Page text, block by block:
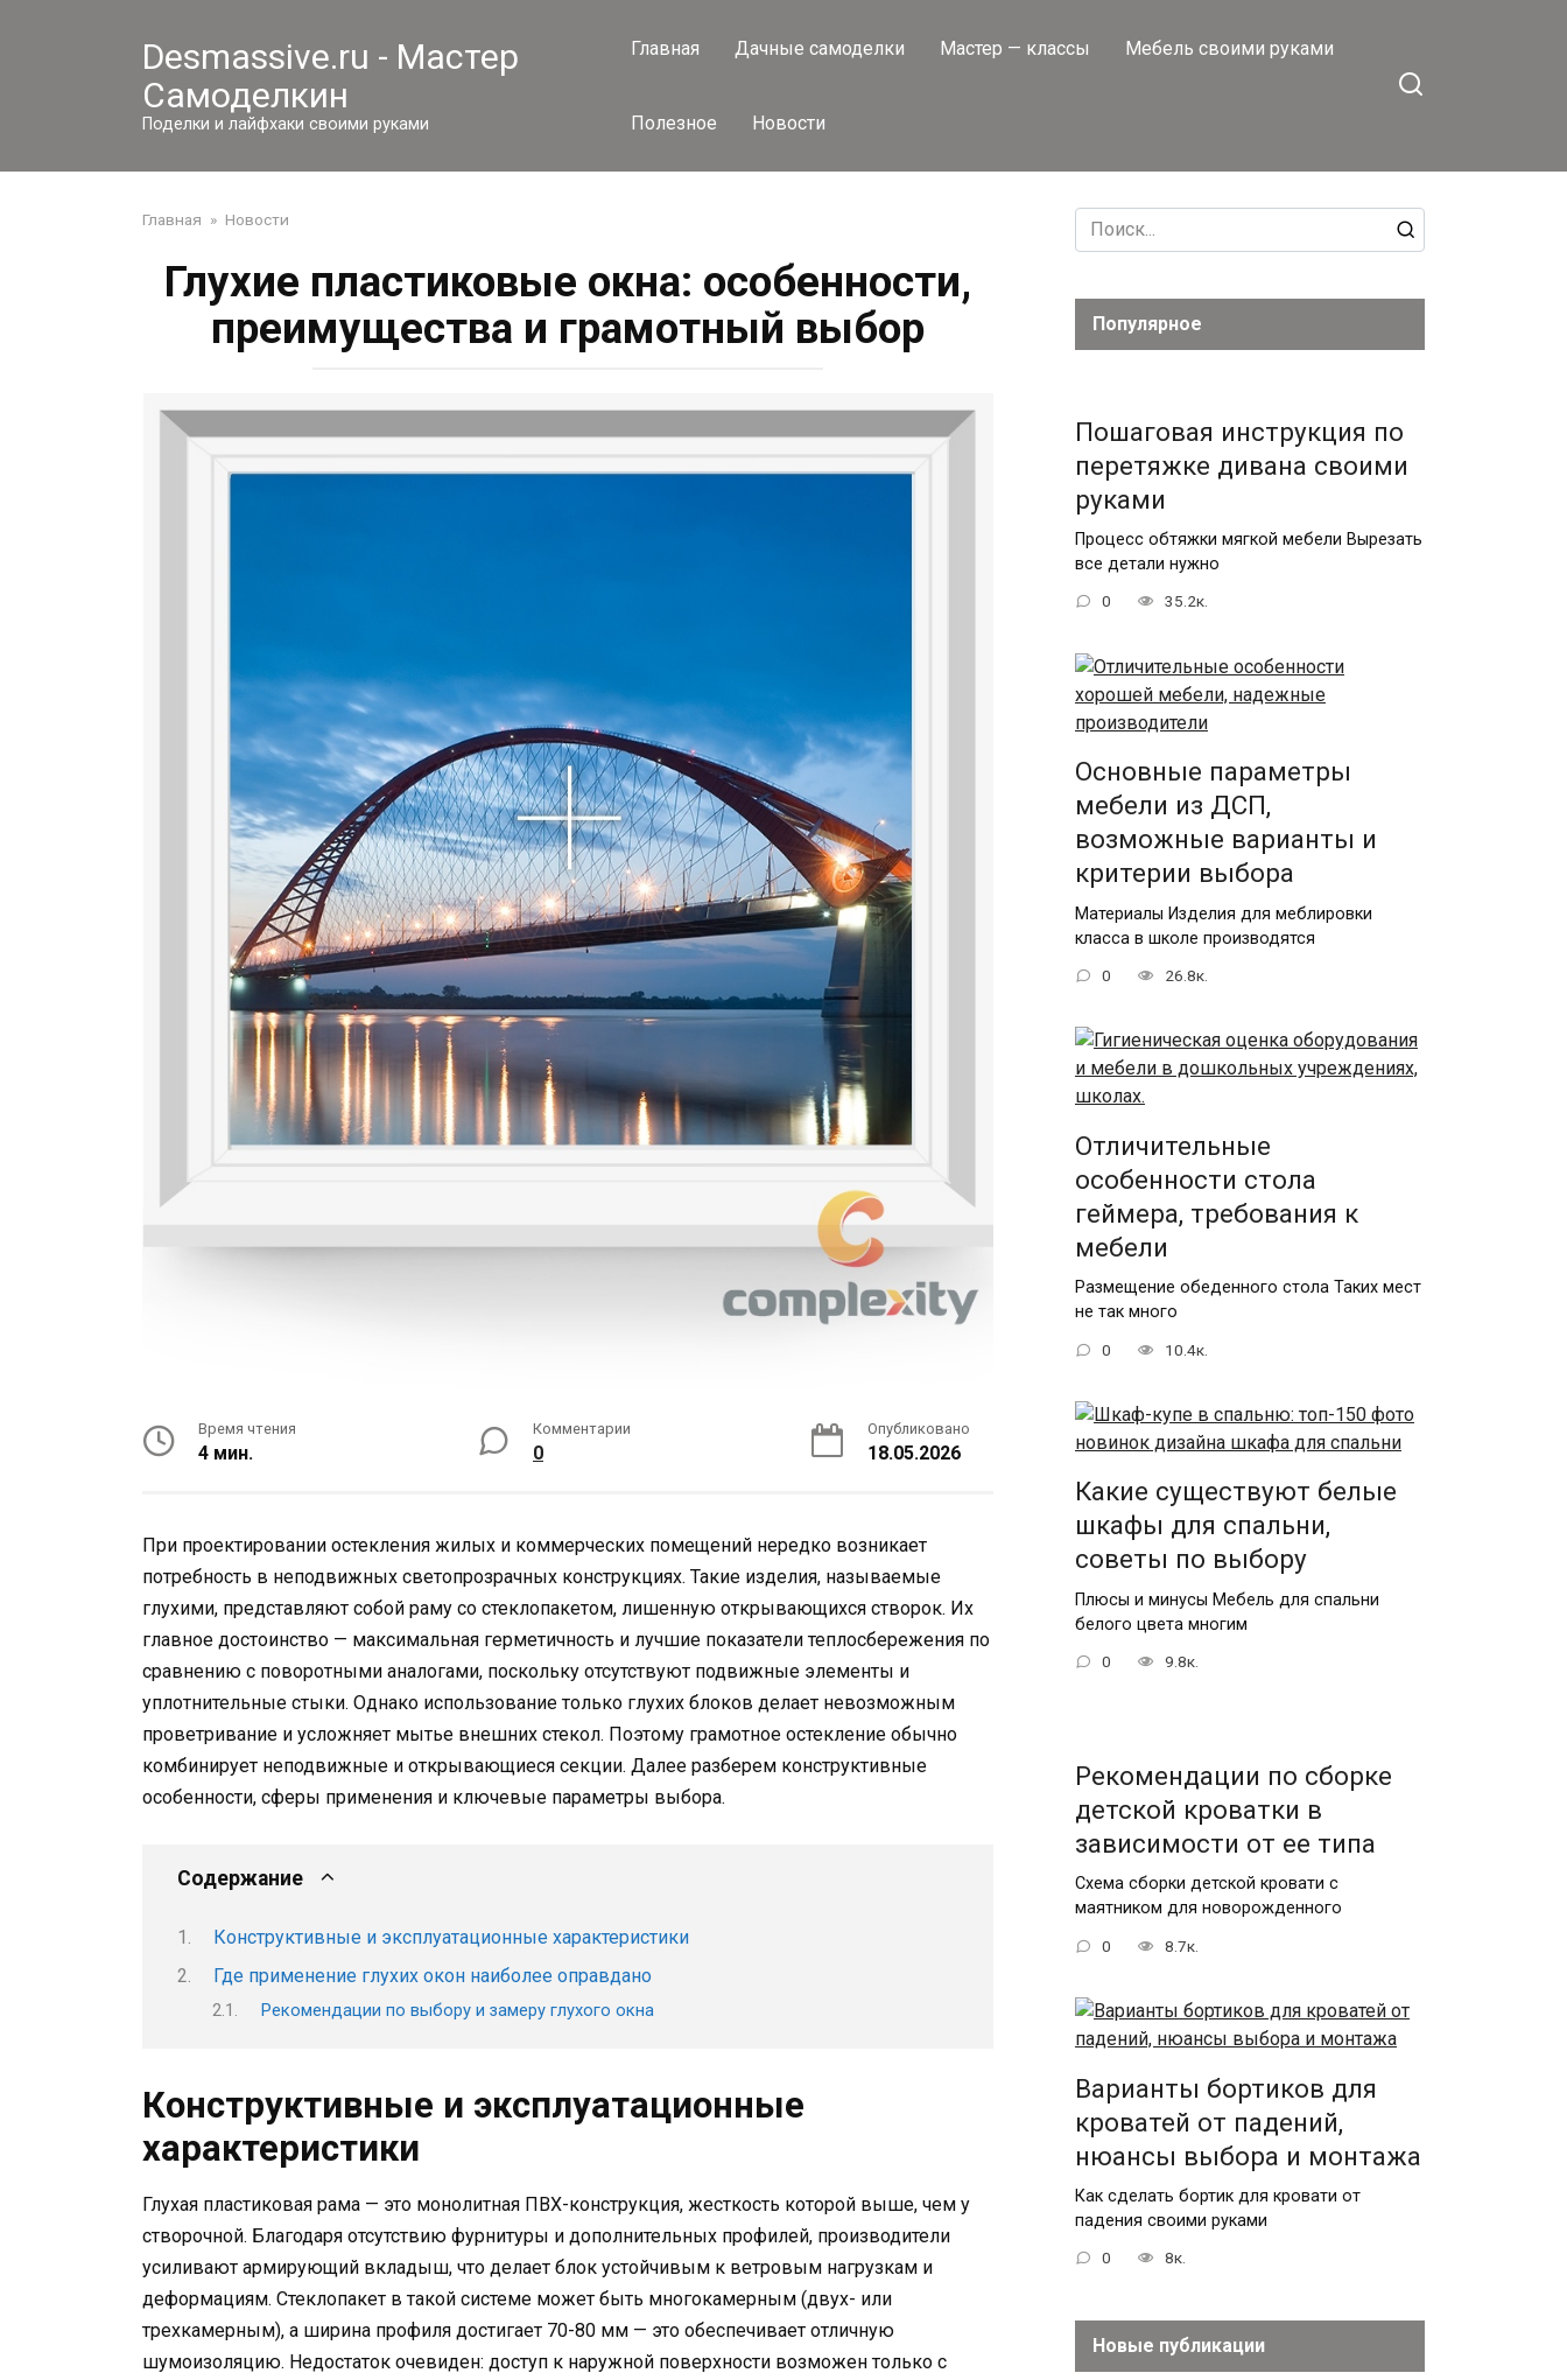
Desmassive.ru - Мастер
Самоделкин
Поделки и лайфхаки своими руками
Главная Дачные самоделки Мастер — классы Мебель своими руками
Полезное Новости
Главная » Новости
Глухие пластиковые окна: особенности,
преимущества и грамотный выбор
Время чтения
4 мин.
Комментарии
0
Опубликовано
18.05.2026
При проектировании остекления жилых и коммерческих помещений нередко возникает
потребность в неподвижных светопрозрачных конструкциях. Такие изделия, называемые
глухими, представляют собой раму со стеклопакетом, лишенную открывающихся створок. Их
главное достоинство — максимальная герметичность и лучшие показатели теплосбережения по
сравнению с поворотными аналогами, поскольку отсутствуют подвижные элементы и
уплотнительные стыки. Однако использование только глухих блоков делает невозможным
проветривание и усложняет мытье внешних стекол. Поэтому грамотное остекление обычно
комбинирует неподвижные и открывающиеся секции. Далее разберем конструктивные
особенности, сферы применения и ключевые параметры выбора.
Содержание
Конструктивные и эксплуатационные характеристики
Где применение глухих окон наиболее оправдано
Рекомендации по выбору и замеру глухого окна
Конструктивные и эксплуатационные
характеристики
Глухая пластиковая рама — это монолитная ПВХ-конструкция, жесткость которой выше, чем у
створочной. Благодаря отсутствию фурнитуры и дополнительных профилей, производители
усиливают армирующий вкладыш, что делает блок устойчивым к ветровым нагрузкам и
деформациям. Стеклопакет в такой системе может быть многокамерным (двух- или
трехкамерным), а ширина профиля достигает 70-80 мм — это обеспечивает отличную
шумоизоляцию. Недостаток очевиден: доступ к наружной поверхности возможен только с
Search
for:
Популярное
Пошаговая инструкция по
перетяжке дивана своими
руками
Процесс обтяжки мягкой мебели Вырезать
все детали нужно
0 35.2к.
Основные параметры
мебели из ДСП,
возможные варианты и
критерии выбора
Материалы Изделия для меблировки
класса в школе производятся
0 26.8к.
Отличительные
особенности стола
геймера, требования к
мебели
Размещение обеденного стола Таких мест
не так много
0 10.4к.
Какие существуют белые
шкафы для спальни,
советы по выбору
Плюсы и минусы Мебель для спальни
белого цвета многим
0 9.8к.
Рекомендации по сборке
детской кроватки в
зависимости от ее типа
Схема сборки детской кровати с
маятником для новорожденного
0 8.7к.
Варианты бортиков для
кроватей от падений,
нюансы выбора и монтажа
Как сделать бортик для кровати от
падения своими руками
0 8к.
Новые публикации